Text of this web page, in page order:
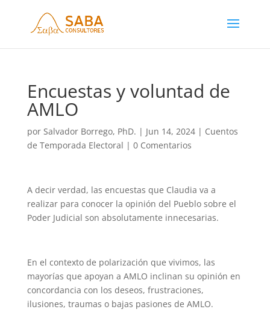
Encuestas y voluntad de
AMLO
por Salvador Borrego, PhD. | Jun 14, 2024| Cuentos
de Temporada Electoral | 0 Comentarios
A decir verdad, las encuestas que Claudia va a
realizar para conocer la opinión del Pueblo sobre el
Poder Judicial son absolutamente innecesarias.
En el contexto de polarización que vivimos, las
mayorías que apoyan a AMLO inclinan su opinión en
concordancia con los deseos, frustraciones,
ilusiones, traumas o bajas pasiones de AMLO.